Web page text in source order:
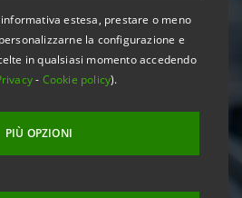
estesa, prestare o meno
la configurazione e
in qualsiasi momento accedendo
- Cookie policy).
PIÙ OPZIONI